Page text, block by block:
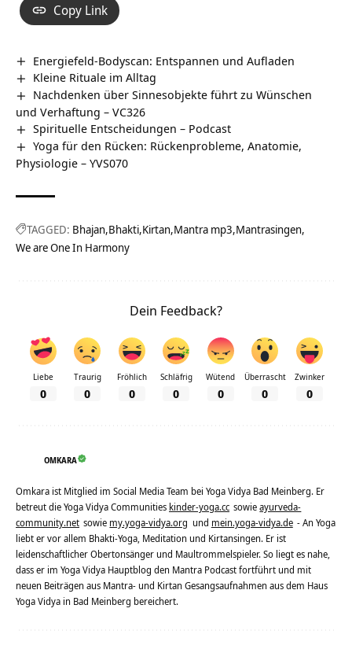
Copy Link
Energiefeld-Bodyscan: Entspannen und Aufladen
Kleine Rituale im Alltag
Nachdenken über Sinnesobjekte führt zu Wünschen
und Verhaftung – VC326
Spirituelle Entscheidungen – Podcast
Yoga für den Rücken: Rückenprobleme, Anatomie,
Physiologie – YVS070
TAGGED: Bhajan Bhakti Kirtan Mantra mp3 Mantrasingen
We are One In Harmony
Dein Feedback?
Liebe
0
Traurig
0
Fröhlich
0
Schläfrig
0
Wütend
0
Überrascht
0
Zwinker
0
OMKARA
Omkara ist Mitglied im Social Media Team bei Yoga Vidya Bad Meinberg. Er
betreut die Yoga Vidya Communities kinder-yoga.cc sowieayurveda-
community.net sowie my.yoga-vidya.org und mein.yoga-vidya.de - An Yoga
liebt er vor allem Bhakti-Yoga, Meditation und Kirtansingen. Er ist
leidenschaftlicher Obertonsänger und Maultrommelspieler. So liegt es nahe,
dass er im Yoga Vidya Hauptblog den Mantra Podcast fortführt und mit
neuen Beiträgen aus Mantra- und Kirtan Gesangsaufnahmen aus dem Haus
Yoga Vidya in Bad Meinberg bereichert.